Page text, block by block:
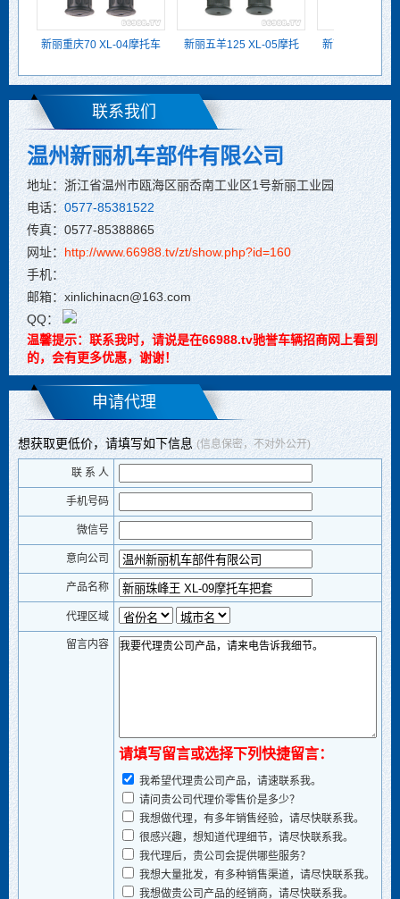
新丽重庆70 XL-04摩托车
新丽五羊125 XL-05摩托
新丽铃木王双孔
托车把套
联系我们
温州新丽机车部件有限公司
地址：浙江省温州市瓯海区丽岙南工业区1号新丽工业园
电话：0577-85381522
传真：0577-85388865
网址： http://www.66988.tv/zt/show.php?id=160
手机：
邮箱：xinlichinacn@163.com
QQ：
温馨提示：联系我时，请说是在66988.tv驰誉车辆招商网上看到
的，会有更多优惠，谢谢！
申请代理
想获取更低价，请填写如下信息(信息保密，不对外公开)
联 系 人
手机号码
微信号
意向公司
产品名称
代理区域
留言内容
请填写留言或选择下列快捷留言：
我希望代理贵公司产品，请速联系我。
请问贵公司代理价零售价是多少？
我想做代理，有多年销售经验，请尽快联系我。
很感兴趣，想知道代理细节，请尽快联系我。
我代理后，贵公司会提供哪些服务？
我想大量批发，有多种销售渠道，请尽快联系我。
我想做贵公司产品的经销商，请尽快联系我。